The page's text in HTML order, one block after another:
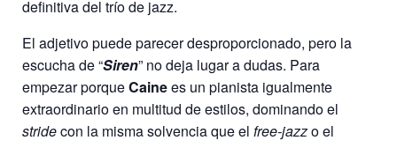
definitiva del trío de jazz.
El adjetivo puede parecer desproporcionado, pero la
escucha de “Siren” no deja lugar a dudas. Para
empezar porqueCainees un pianista igualmente
extraordinario en multitud de estilos, dominando el
stridecon la misma solvencia que el free-jazzo el